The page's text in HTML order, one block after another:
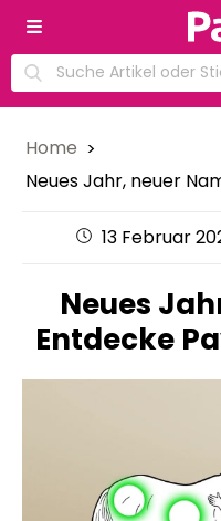
Home
Neues Jahr, neuer
13 Februar
Neues
Entdecke